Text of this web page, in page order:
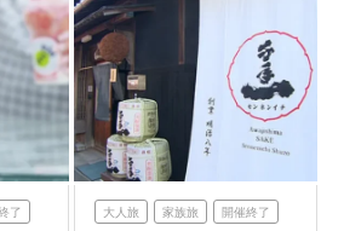
了 大人旅 家族旅 開催終了